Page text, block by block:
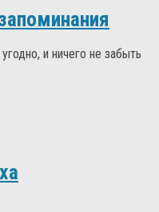
и ничего не забыть